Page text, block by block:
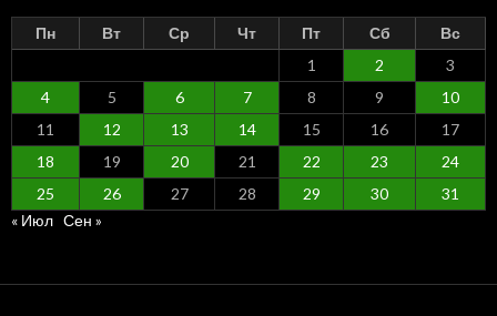
Пн Вт Ср Чт Пт Сб
Вс
1
2
3
4
5 6 7 8 9
10
11
12 13 14 15 16
17
18
19 20 21 22 23
24
25
26 27 28 29 30
31
« Июл Сен »